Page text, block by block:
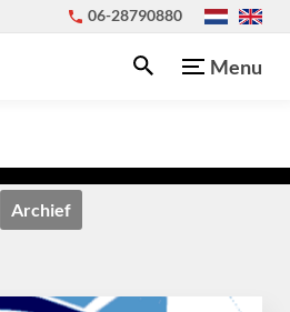
06-28790880
Menu
Archief